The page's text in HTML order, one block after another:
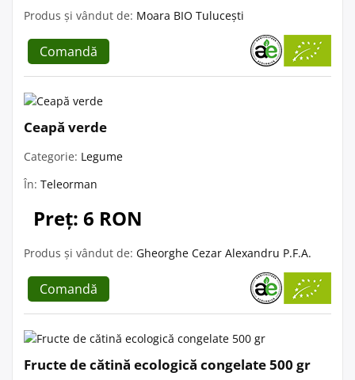
Produs și vândut de: Moara BIO Tulucești
Comandă
Ceapă verde
Categorie: Legume
În: Teleorman
Preț: 6 RON
Produs și vândut de: Gheorghe Cezar Alexandru P.F.A.
Comandă
Fructe de cătină ecologică congelate 500 gr